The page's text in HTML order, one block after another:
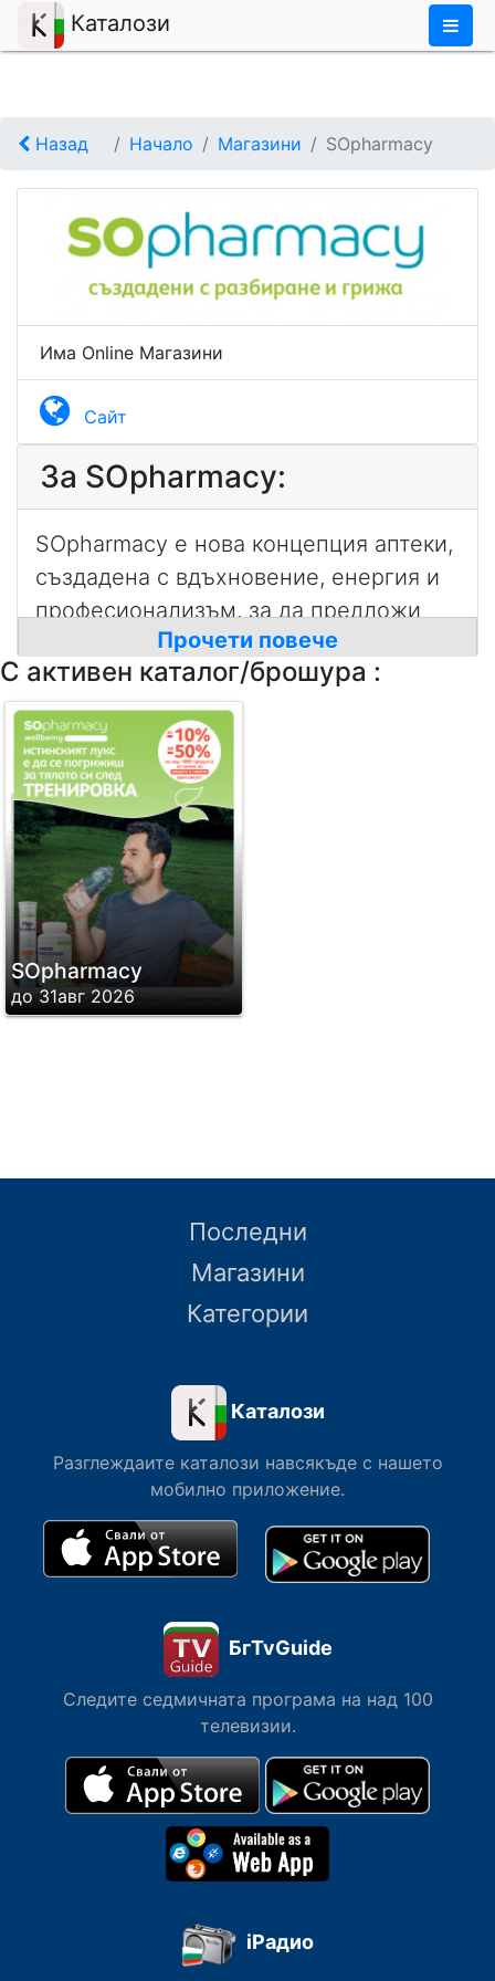
Каталози ×
Назад Начало Магазини SОpharmacy
Има Online Магазини
Сайт
За SОpharmacy:
SOpharmacy е нова концепция аптеки,
създадена с вдъхновение, енергия и
професионализъм, за да предложи
съвременен подход в обслужването
на здравните потребности на
пациентите в България.
Нашата мисия е да се превърнем в
доверен партньор в грижата за
здравето на пациента...за цял живот!
Прочети повече
С активен каталог/брошура :
SОpharmacy
до 31авг 2026
Последни
Магазини
Категории
Каталози
Разглеждаите каталози навсякъде с нашето
мобилно приложение.
БгTvGuide
Следите седмичната програма на над 100
телевизии.
iРадио